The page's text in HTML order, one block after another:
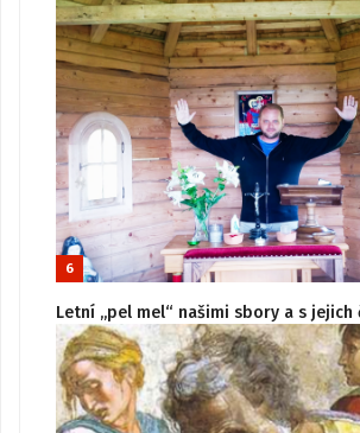
6
Letní „pel mel“ našimi sbory a s jejich